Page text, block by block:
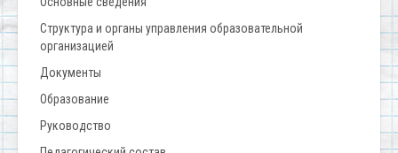
Структура и органы управления образовательной
организацией
Документы
Образование
Руководство